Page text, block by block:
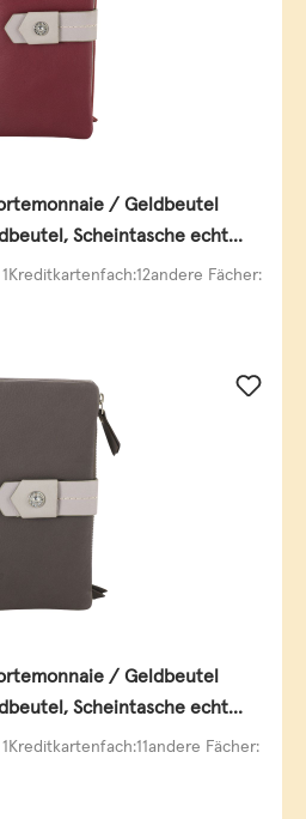
/ Geldbeutel
Scheintasche echt
Fächer:
/ Geldbeutel
Scheintasche echt
Fächer: